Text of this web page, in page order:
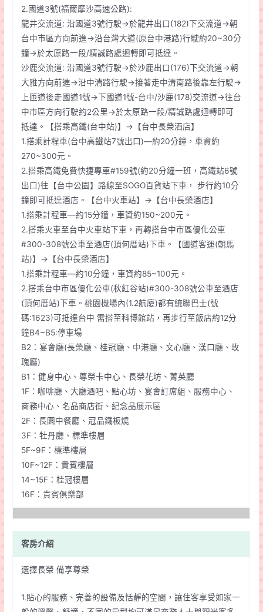
2.國道3號(福爾摩沙高速公路):
龍井交流道: 沿國道3號行駛→於龍井出口(182)下交流道→朝
台中市區方向前進→沿台灣大道(原台中港路)行駛約20~30分
鐘→於太原路一段/精誠路處迴轉即可抵達。
沙鹿交流道: 沿國道3號行駛→於沙鹿出口(176)下交流道→朝
大雅方向前進→沿中清路行駛→接著走中清南路後靠左行駛→
上匝道後走國道1號→下國道1號-台中/沙鹿(178)交流道→往台
中市區方向行駛約2公里→於太原路一段/精誠路處迴轉即可
抵達。【搭乘高鐵(台中站)】→【台中長榮酒店】
1.搭乘計程車(台中高鐵站7號出口)—約20分鐘，車資約
270~300元。
2.搭乘高鐵免費快捷專車#159號(約20分鐘一班，高鐵站6號
出口)往【台中公園】路線至SOGO百貨站下車， 步行約10分
鐘即可抵達酒店。【台中火車站】→【台中長榮酒店】
1.搭乘計程車—約15分鐘，車資約150~200元。
2.搭乘火車至台中火車站下車，再轉搭台中市區優化公車
#300-308號公車至酒店(頂何厝站)下車。【國道客運(朝馬
站)】→【台中長榮酒店】
1.搭乘計程車—約10分鐘，車資約85~100元。
2.搭乘台中市區優化公車(秋紅谷站)#300-308號公車至酒店
(頂何厝站)下車。桃園機場內(1.2航廈)都有統聯巴士(號
碼:1623)可抵達台中 需搭至科博館站，再步行至飯店約12分
鐘B4~B5:停車場
B2：宴會廳(長榮廳、桂冠廳、中港廳、文心廳、漢口廳、玫
瑰廳)
B1：健身中心、尊榮卡中心、長榮花坊、菁英廳
1F：咖啡廳、大廳酒吧、點心坊、宴會訂席組、服務中心、
商務中心、名品商店街、紀念品展示區
2F：長園中餐廳、冠品鐵板燒
3F：牡丹廳、標準樓層
5F~9F：標準樓層
10F~12F：貴賓樓層
14~15F：桂冠樓層
16F：貴賓俱樂部
客房介紹
選擇長榮 備享尊榮
1.貼心的服務、完善的設備及恬靜的空間，讓住客享受如家一